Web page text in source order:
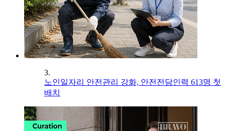
3.
노인일자리 안전관리 강화, 안전전담인력 613명 첫
배치